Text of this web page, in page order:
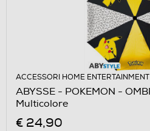
ACCESSORI HOME ENTERTAINMENT
ABYSSE - POKEMON -
Multicolore
€ 24,90